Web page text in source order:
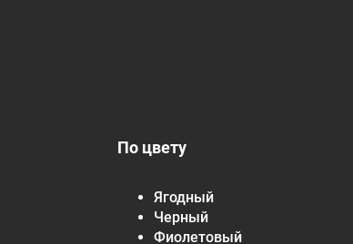
По цвету
Ягодный
Черный
Фиолетовый